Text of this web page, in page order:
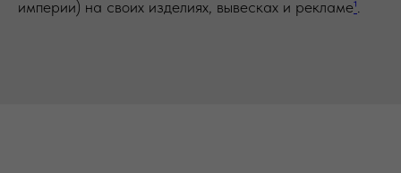
империи) на своих изделиях, вывесках и рекламе¹.